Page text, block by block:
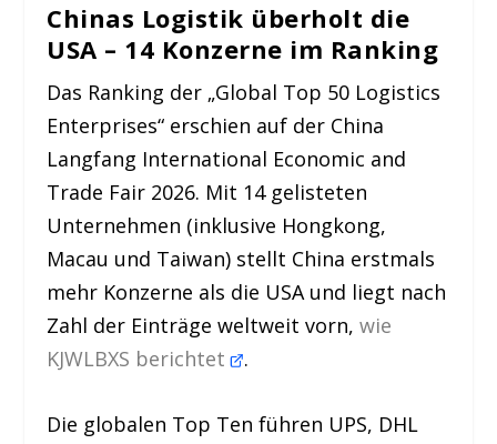
Chinas Logistik überholt die
USA – 14 Konzerne im Ranking
Das Ranking der „Global Top 50 Logistics
Enterprises“ erschien auf der China
Langfang International Economic and
Trade Fair 2026. Mit 14 gelisteten
Unternehmen (inklusive Hongkong,
Macau und Taiwan) stellt China erstmals
mehr Konzerne als die USA und liegt nach
Zahl der Einträge weltweit vorn,wie
KJWLBXS berichtet .
Die globalen Top Ten führen UPS, DHL